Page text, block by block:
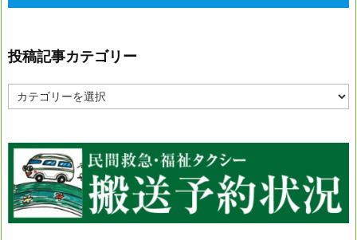
投稿記事カテゴリー
稿
カ
ゴ
リ
ー